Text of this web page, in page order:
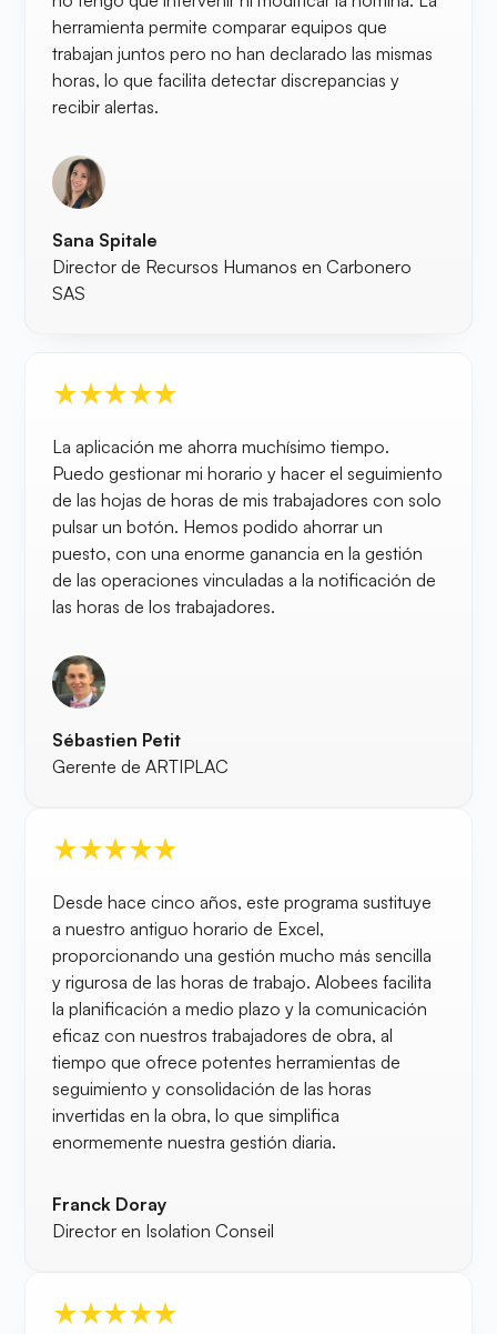
herramienta permite comparar equipos que
trabajan juntos pero no han declarado las mismas
horas, lo que facilita detectar discrepancias y
recibir alertas.
Sana Spitale
Director de Recursos Humanos en Carbonero
SAS
La aplicación me ahorra muchísimo tiempo.
Puedo gestionar mi horario y hacer el seguimiento
de las hojas de horas de mis trabajadores con solo
pulsar un botón. Hemos podido ahorrar un
puesto, con una enorme ganancia en la gestión
de las operaciones vinculadas a la notificación de
las horas de los trabajadores.
Sébastien Petit
Gerente de ARTIPLAC
Desde hace cinco años, este programa sustituye
a nuestro antiguo horario de Excel,
proporcionando una gestión mucho más sencilla
y rigurosa de las horas de trabajo. Alobees facilita
la planificación a medio plazo y la comunicación
eficaz con nuestros trabajadores de obra, al
tiempo que ofrece potentes herramientas de
seguimiento y consolidación de las horas
invertidas en la obra, lo que simplifica
enormemente nuestra gestión diaria.
Franck Doray
Director en Isolation Conseil